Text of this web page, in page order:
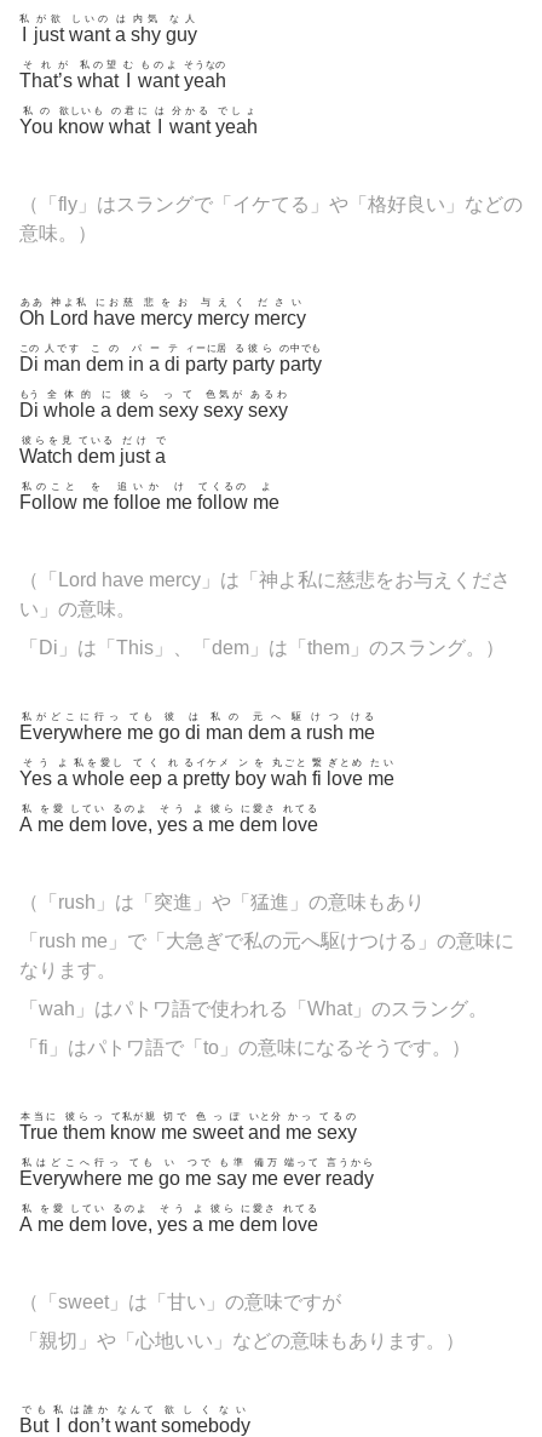
私
just
が欲
want
しいの
a
は
shy
内気
guy
な人
That’s
それが
what
私の望 む
want
ものよ
yeah
そうなの
You
私の
know
欲しいも
what
の君に は
want
分かる
yeah
でしょ
（「fly」はスラングで「イケてる」や 「格好良い」などの
意味。）
Oh
ああ
Lord
神よ私
have
にお慈
mercy
悲をお
mercy
与えく
mercy
ださい
Di
この
man
人です
dem
この
in
パ
a
ー
di
テ
party
ィーに居
party
る彼ら
party
の中でも
Di
もう
whole
全体的
a
に
dem
彼ら
sexy
って
sexy
色気が
sexy
あるわ
Watch
彼らを見
dem
ている
just
だけ
a
で
Follow
私のこと
me
を
folloe
追いか
me
け
follow
てくるの
me
よ
（「Lord have mercy」は「神よ私に慈悲をお与えくださ
い」の意味。
「Di」は「This」、「dem」は「them」のスラング。）
Everywhere
私がどこに行っ
me
ても
go
彼
di
は
man
私の
dem
元へ
a
駆
rush
けつ
me
ける
Yes
そう
a
よ
whole
私を愛し
eep
てく
a
れ
pretty
るイケメ
boy
ンを
wah
丸ごと
fi
繋
love
ぎとめ
me
たい
A
私
me
を愛
dem
してい
love
るのよ
, yes
そう
a
よ
me
彼ら
dem
に愛さ
love
れてる
（「rush」は「突進」や「猛進」の意味もあり
「rush me」で「大急ぎで私の元へ駆けつける」の意味に
なります。
「wah」はパトワ語で使われる「What」のスラング。
「fi」はパトワ語で「to」の意味になるそうです。）
True
本当に
them
彼らっ
know
て私が親
me
切で
sweet
色っぽ
and
いと分
me
かっ
sexy
てるの
Everywhere
私はどこへ行っ
me
ても
go
い
me
つで
say
も準
me
備万
ever
端って
ready
言うから
A
私
me
を愛
dem
してい
love
るのよ
, yes
そう
a
よ
me
彼ら
dem
に愛さ
love
れてる
（「sweet」は「甘い」の意味ですが
「親切」や「心地いい」などの意味もあります。）
But
でも 私
don’t
は誰か
want
なんて
somebody
欲しくない